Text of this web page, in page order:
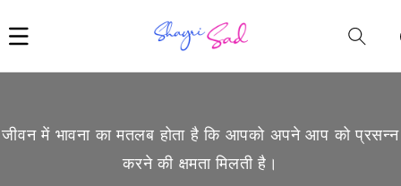
जीवन में भावना का मतलब होता है कि आपको अपने आप को प्रसन्न
करने की क्षमता मिलती है।